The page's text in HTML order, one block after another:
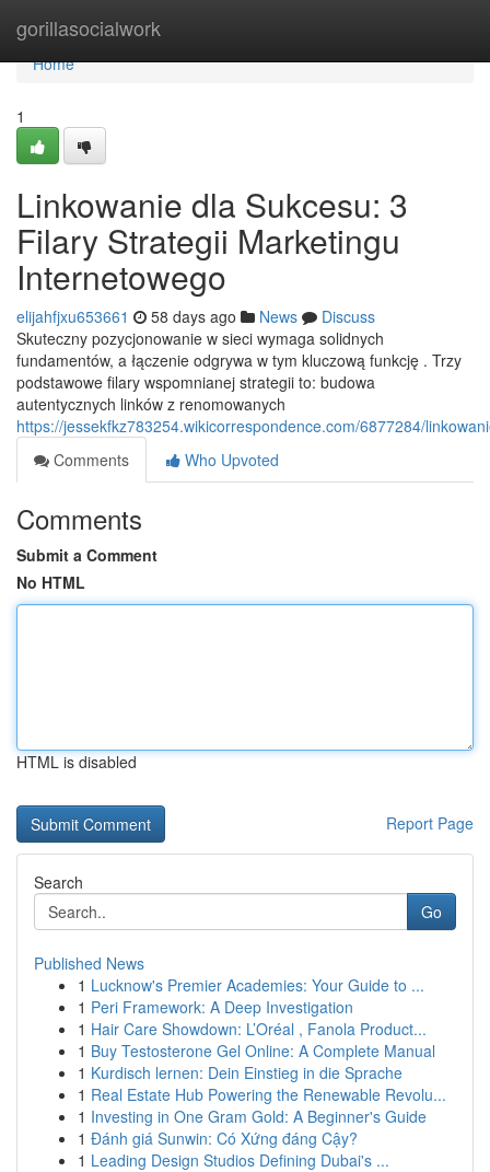
gorillasocialwork
Home
Home
1
Linkowanie dla Sukcesu: 3
Filary Strategii Marketingu
Internetowego
elijahfjxu653661 58 days ago News
Discuss
Skuteczny pozycjonowanie w sieci wymaga solidnych
fundamentów, a łączenie odgrywa w tym kluczową funkcję . Trzy
podstawowe filary wspomnianej strategii to: budowa
autentycznych linków z renomowanych
https://jessekfkz783254.wikicorrespondence.com/6877284/
Comments
Who Upvoted
Comments
Submit a Comment
No HTML
HTML is disabled
Report Page
Search
Go
Published News
1 Lucknow's Premier Academies: Your Guide to ...
1 Peri Framework: A Deep Investigation
1 Hair Care Showdown: L’Oréal , Fanola Product...
1 Buy Testosterone Gel Online: A Complete Manual
1 Kurdisch lernen: Dein Einstieg in die Sprache
1 Real Estate Hub Powering the Renewable Revolu...
1 Investing in One Gram Gold: A Beginner's Guide
1 Đánh giá Sunwin: Có Xứng đáng Cậy?
1 Leading Design Studios Defining Dubai's ...